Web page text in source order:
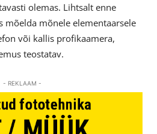
olemas. Lihtsalt enne
mõelda mõnele elementaarsele
või kallis profikaamera,
teostatav.
- REKLAAM -